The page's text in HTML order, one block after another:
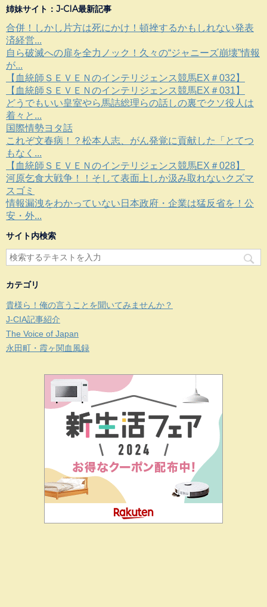
姉妹サイト：J-CIA最新記事
合併！しかし片方は死にかけ！頓挫するかもしれない発表
済経営...
自ら破滅への扉を全力ノック！久々の“ジャニーズ崩壊”情報
が...
【血統師ＳＥＶＥＮのインテリジェンス競馬EX＃032】
【血統師ＳＥＶＥＮのインテリジェンス競馬EX＃031】
どうでもいい皇室やら馬詰総理らの話しの裏でクソ役人は
着々と...
国際情勢ヨタ話
これぞ文春病！？松本人志、がん発覚に貢献した「とてつ
もなく...
【血統師ＳＥＶＥＮのインテリジェンス競馬EX＃028】
河原乞食大戦争！！そして表面上しか汲み取れないクズマ
スゴミ
情報漏洩をわかっていない日本政府・企業は猛反省を！公
安・外...
サイト内検索
カテゴリ
貴様ら！俺の言うことを聞いてみませんか？
J-CIA記事紹介
The Voice of Japan
永田町・霞ヶ関血風録